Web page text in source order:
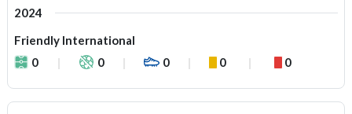
2024
Friendly International
0
0 0 0 0